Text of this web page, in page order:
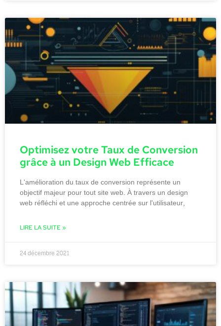
Optimisez votre Taux de Conversion
grâce à un Design Web Efficace
L'amélioration du taux de conversion représente un
objectif majeur pour tout site web. À travers un design
web réfléchi et une approche centrée sur l'utilisateur,
LIRE LA SUITE »
24 décembre 2021